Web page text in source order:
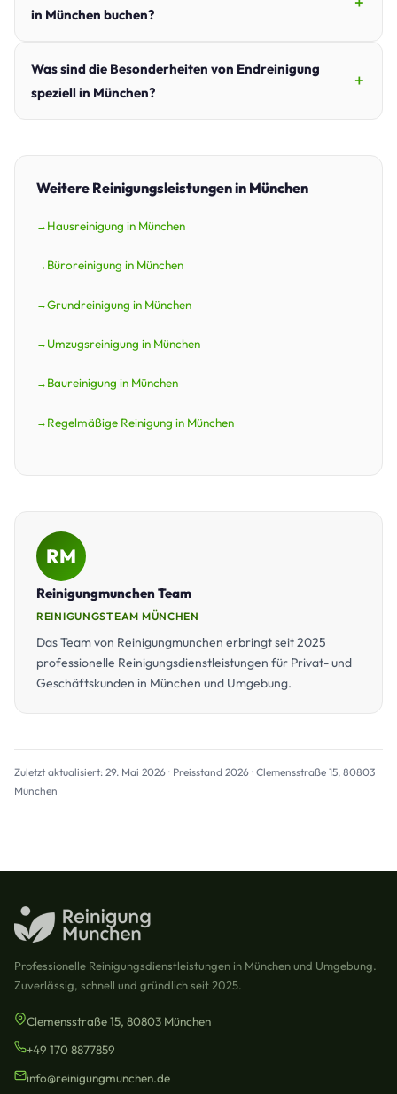
in München buchen?
Was sind die Besonderheiten von Endreinigung
speziell in München?
Weitere Reinigungsleistungen in München
Hausreinigung in München
Büroreinigung in München
Grundreinigung in München
Umzugsreinigung in München
Baureinigung in München
Regelmäßige Reinigung in München
RM
Reinigungmunchen Team
REINIGUNGSTEAM MÜNCHEN
Das Team von Reinigungmunchen erbringt seit 2025
professionelle Reinigungsdienstleistungen für Privat- und
Geschäftskunden in München und Umgebung.
Zuletzt aktualisiert: 29. Mai 2026 · Preisstand 2026 · Clemensstraße 15, 80803
München
Professionelle Reinigungsdienstleistungen in München und Umgebung.
Zuverlässig, schnell und gründlich seit 2025.
Clemensstraße 15, 80803 München
+49 170 8877859
info@reinigungmunchen.de